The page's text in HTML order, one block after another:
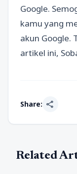
Google.
kamu yang
akun Google.
artikel ini,
Share: share
Related